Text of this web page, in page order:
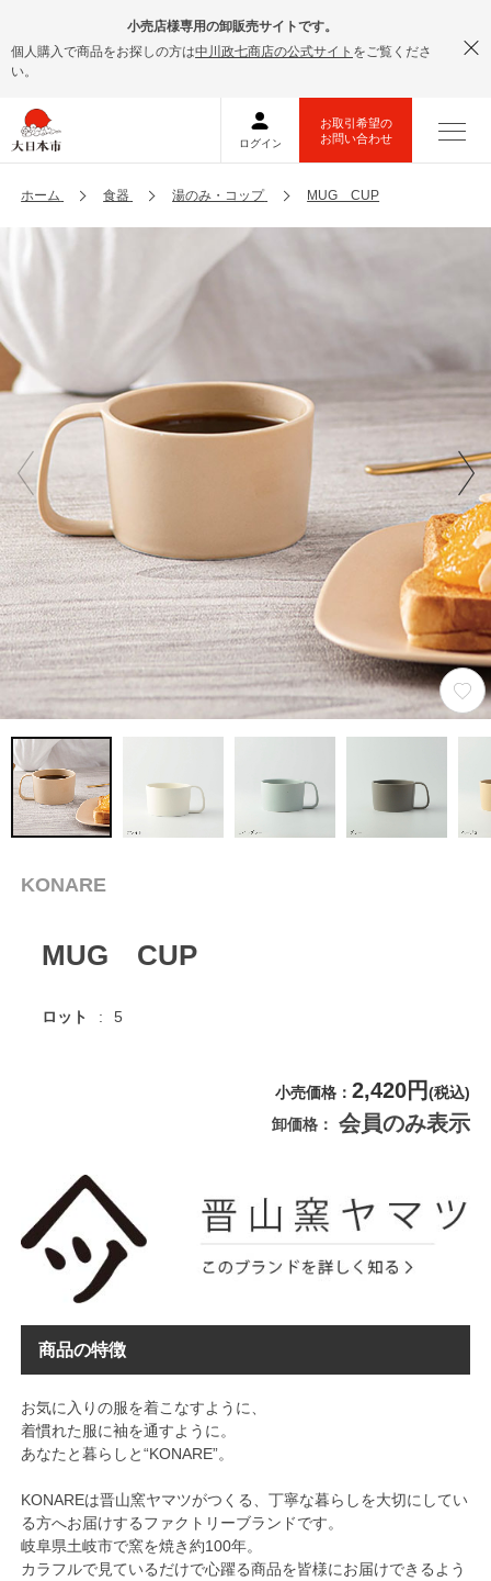
小売店様専用の卸販売サイトです。
個人購入で商品をお探しの方は中川政七商店の公式サイト をご覧くださ
い。
ホーム 食器 湯のみ・コップ MUG CUP
KONARE
MUG CUP
ロット 5
小売価格 2,420円(税込)
卸価格
会員のみ表示
商品の特徴
お気に入りの服を着こなすように、
着慣れた服に袖を通すように。
あなたと暮らしと“KONARE”。
KONAREは晋山窯ヤマツがつくる、丁寧な暮らしを大切にしてい
る方へお届けするファクトリーブランドです。
岐阜県土岐市で窯を焼き約100年。
カラフルで見ているだけで心躍る商品を皆様にお届けできるよう